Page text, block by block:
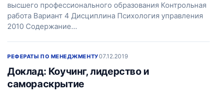
высшего профессионального образования Контрольная
работа Вариант 4 Дисциплина Психология управления
2010 Содержание…
РЕФЕРАТЫ ПО МЕНЕДЖМЕНТУ07.12.2019
Доклад: Коучинг, лидерство и
самораскрытие